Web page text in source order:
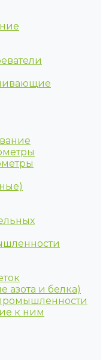
азота и белка)
к ним